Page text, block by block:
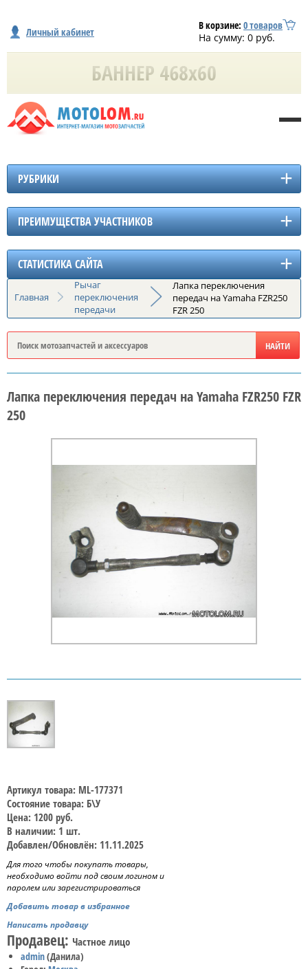
Личный кабинет В корзине: 0товаров
На сумму: 0 руб.
РУБРИКИ
ПРЕИМУЩЕСТВА УЧАСТНИКОВ
СТАТИСТИКА САЙТА
Главная
Рычаг
переключения
передачи
Лапка переключения
передач на Yamaha FZR250
FZR 250
Лапка переключения передач на Yamaha FZR250 FZR
250
Артикул товара: ML-177371
Состояние товара: Б\У
Цена: 1200 руб.
В наличии: 1 шт.
Добавлен/Обновлён: 11.11.2025
Для того чтобы покупать товары,
необходимо войти под своим логином и
паролем или зарегистрироваться
Добавить товар в избранное
Написать продавцу
Продавец: Частное лицо
admin(Данила)